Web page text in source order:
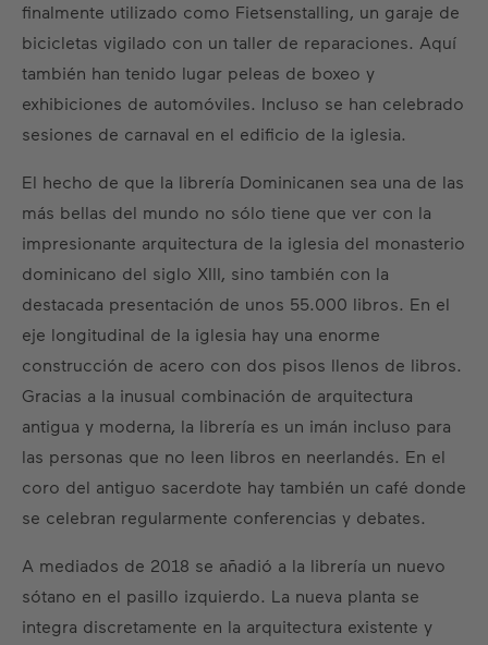
finalmente utilizado como Fietsenstalling, un garaje de
bicicletas vigilado con un taller de reparaciones. Aquí
también han tenido lugar peleas de boxeo y
exhibiciones de automóviles. Incluso se han celebrado
sesiones de carnaval en el edificio de la iglesia.
El hecho de que la librería Dominicanen sea una de las
más bellas del mundo no sólo tiene que ver con la
impresionante arquitectura de la iglesia del monasterio
dominicano del siglo XIII, sino también con la
destacada presentación de unos 55.000 libros. En el
eje longitudinal de la iglesia hay una enorme
construcción de acero con dos pisos llenos de libros.
Gracias a la inusual combinación de arquitectura
antigua y moderna, la librería es un imán incluso para
las personas que no leen libros en neerlandés. En el
coro del antiguo sacerdote hay también un café donde
se celebran regularmente conferencias y debates.
A mediados de 2018 se añadió a la librería un nuevo
sótano en el pasillo izquierdo. La nueva planta se
integra discretamente en la arquitectura existente y